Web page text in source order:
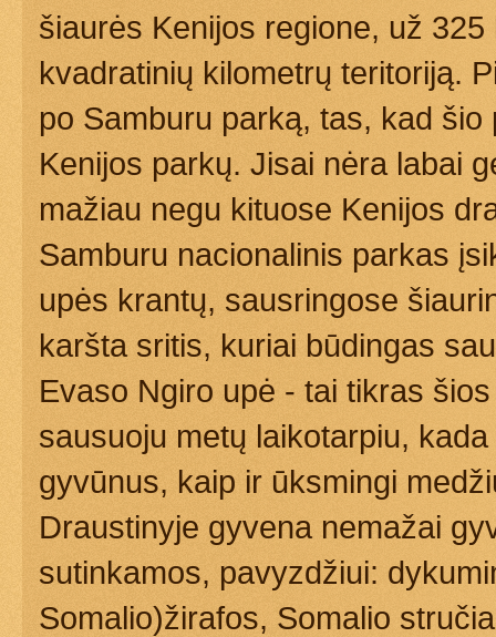
šiaurės Kenijos regione, už
kvadratinių kilometrų teritoriją.
po Samburu parką, tas, kad
Kenijos parkų. Jisai nėra labai
mažiau negu kituose Kenijos
Samburu nacionalinis parkas
upės krantų, sausringose
karšta sritis, kuriai būdingas
Evaso Ngiro upė - tai tikras
sausuoju metų laikotarpiu,
gyvūnus, kaip ir ūksmingi
Draustinyje gyvena nemažai
sutinkamos, pavyzdžiui:
Somalio)žirafos, Somalio